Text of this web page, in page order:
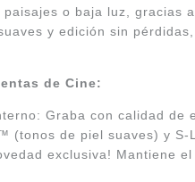
o baja luz, gracias
y edición sin
de Cine:
Graba con calidad de
(tonos de piel suaves) y S-
exclusiva! Mantiene